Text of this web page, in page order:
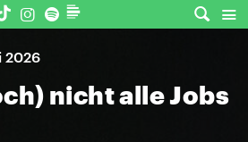
2026
nicht alle Jobs